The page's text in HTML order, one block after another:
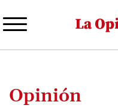
Opinión